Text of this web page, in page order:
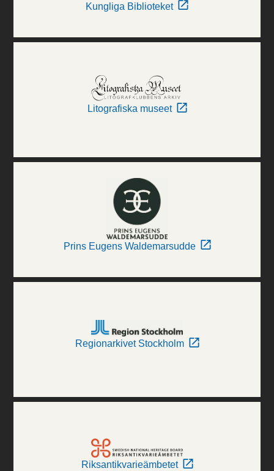
Kungliga Biblioteket
Litografiska museet
Prins Eugens Waldemarsudde
Regionarkivet Stockholm
Riksantikvarieämbetet